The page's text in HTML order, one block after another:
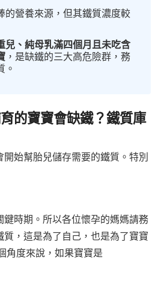
的營養來源，但其鐵質濃度較
兒、純母乳滿四個月且未吃含
，是缺鐵的三大高危險群，務
。
的寶寶會缺鐵？鐵質庫
始幫胎兒儲存需要的鐵質。特別
鍵時期。所以各位懷孕的媽媽請務
質，這是為了自己，也是為了寶寶
角度來說，如果寶寶是